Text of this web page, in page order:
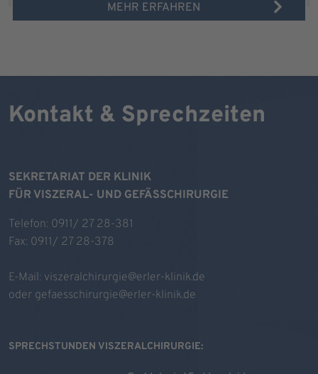
MEHR ERFAHREN
Kontakt & Sprechzeiten
SEKRETARIAT DER KLINIK
FÜR VISZERAL- UND GEFÄSSCHIRURGIE
Telefon: 0911/ 27 28-381
Fax: 0911/ 27 28-378
E-Mail: viszeralchirurgie@erler-klinik.de
oder gefaesschirurgie@erler-klinik.de
SPRECHSTUNDEN VISZERALCHIRURGIE: